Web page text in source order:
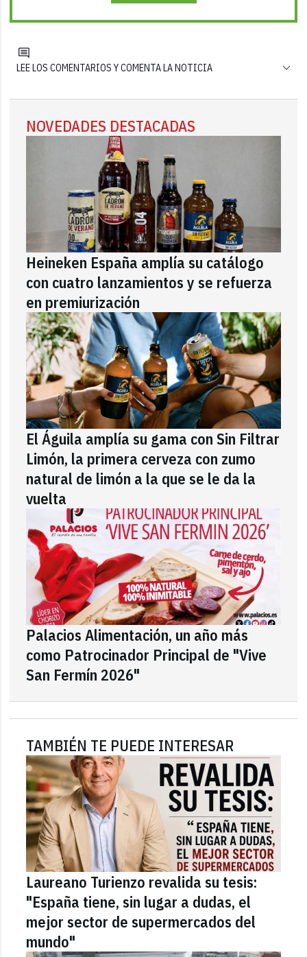
LEE LOS COMENTARIOS Y COMENTA LA NOTICIA
NOVEDADES DESTACADAS
Heineken España amplía su catálogo
con cuatro lanzamientos y se refuerza
en premiurización
El Águila amplía su gama con Sin Filtrar
Limón, la primera cerveza con zumo
natural de limón a la que se le da la
vuelta
Palacios Alimentación, un año más
como Patrocinador Principal de "Vive
San Fermín 2026"
TAMBIÉN TE PUEDE INTERESAR
Laureano Turienzo revalida su tesis:
"España tiene, sin lugar a dudas, el
mejor sector de supermercados del
mundo"